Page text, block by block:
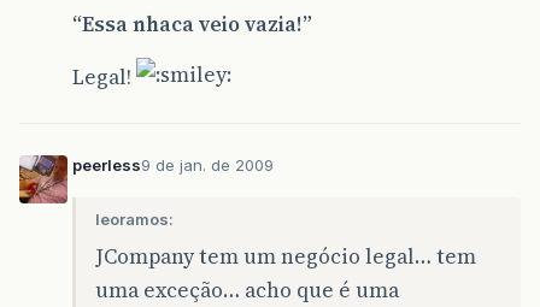
“Essa nhaca veio vazia!”
Legal!
peerless9 de jan. de 2009
leoramos:
JCompany tem um negócio legal… tem
uma exceção… acho que é uma